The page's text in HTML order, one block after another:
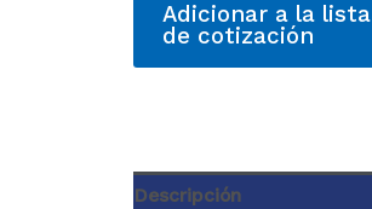
Adicionar a la lista
de cotización
Descripción